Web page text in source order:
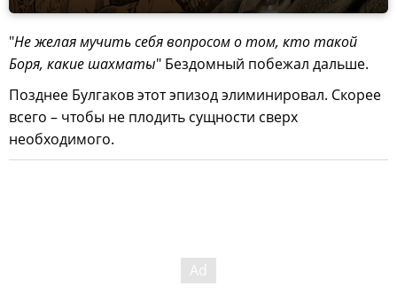
"Не желая мучить себя вопросом о том, кто такой
Боря, какие шахматы" Бездомный побежал дальше.
Позднее Булгаков этот эпизод элиминировал. Скорее
всего – чтобы не плодить сущности сверх
необходимого.